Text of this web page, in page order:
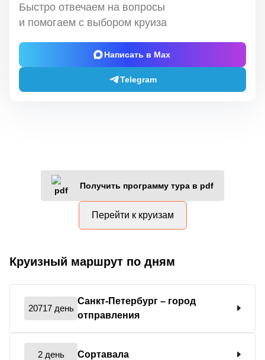
Быстро отвечаем на вопросы
и помогаем с выбором круиза
Написать в Max
Telegram
Получить программу тура в pdf
Перейти к круизам
Круизный маршрут по дням
20717 день
Санкт-Петербург – город
отправления
2 день Сортавала